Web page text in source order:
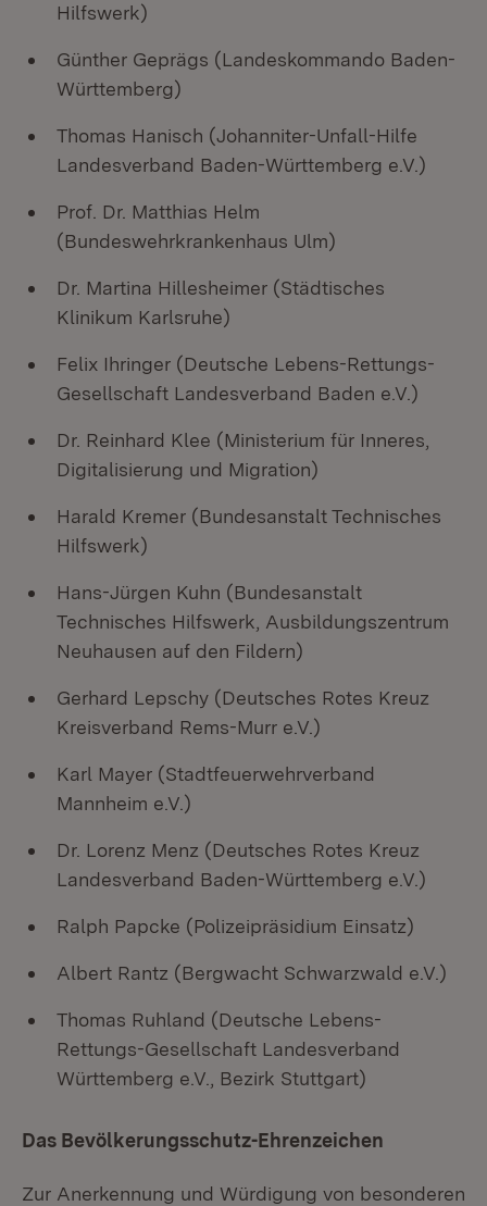
Hilfswerk)
Günther Geprägs​​​​​​​ (Landeskommando Baden-
Württemberg)
Thomas Hanisch (Johanniter-Unfall-Hilfe
Landesverband Baden-Württemberg e.V.)
Prof. Dr. Matthias Helm
(Bundeswehrkrankenhaus Ulm)
Dr. Martina Hillesheimer (Städtisches
Klinikum Karlsruhe)
Felix Ihringer​​​​​​​ (Deutsche Lebens-Rettungs-
Gesellschaft Landesverband Baden e.V.)
Dr. Reinhard Klee (Ministerium für Inneres,
Digitalisierung und Migration)
Harald Kremer (Bundesanstalt Technisches
Hilfswerk)
Hans-Jürgen Kuhn (Bundesanstalt
Technisches Hilfswerk, Ausbildungszentrum
Neuhausen auf den Fildern)
Gerhard Lepschy​​​​​​​ (Deutsches Rotes Kreuz
Kreisverband Rems-Murr e.V.)
Karl Mayer (Stadtfeuerwehrverband
Mannheim e.V.)
Dr. Lorenz Menz (Deutsches Rotes Kreuz
Landesverband Baden-Württemberg e.V.)
Ralph Papcke​​​​​​​ (Polizeipräsidium Einsatz)
Albert Rantz​​​​​​​ (Bergwacht Schwarzwald e.V.)
Thomas Ruhland (Deutsche Lebens-
Rettungs-Gesellschaft Landesverband
Württemberg e.V., Bezirk Stuttgart)
Das Bevölkerungsschutz-Ehrenzeichen
Zur Anerkennung und Würdigung von besonderen